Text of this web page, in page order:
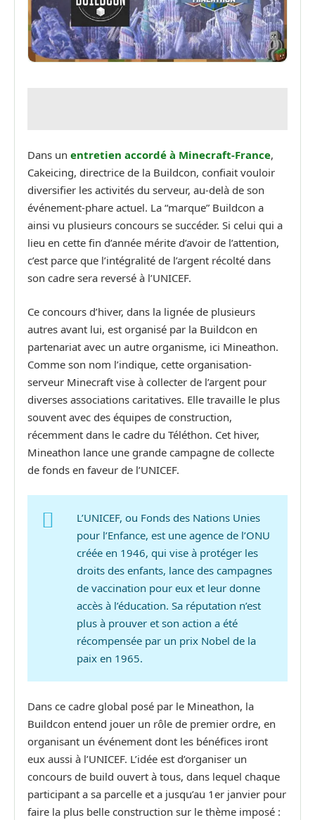
Dans un entretien accordé à Minecraft-France,
Cakeicing, directrice de la Buildcon, confiait vouloir
diversifier les activités du serveur, au-delà de son
événement-phare actuel. La “marque” Buildcon a
ainsi vu plusieurs concours se succéder. Si celui qui a
lieu en cette fin d’année mérite d’avoir de l’attention,
c’est parce que l’intégralité de l’argent récolté dans
son cadre sera reversé à l’UNICEF.
Ce concours d’hiver, dans la lignée de plusieurs
autres avant lui, est organisé par la Buildcon en
partenariat avec un autre organisme, ici Mineathon.
Comme son nom l’indique, cette organisation-
serveur Minecraft vise à collecter de l’argent pour
diverses associations caritatives. Elle travaille le plus
souvent avec des équipes de construction,
récemment dans le cadre du Téléthon. Cet hiver,
Mineathon lance une grande campagne de collecte
de fonds en faveur de l’UNICEF.
L’UNICEF, ou Fonds des Nations Unies
pour l’Enfance, est une agence de l’ONU
créée en 1946, qui vise à protéger les
droits des enfants, lance des campagnes
de vaccination pour eux et leur donne
accès à l’éducation. Sa réputation n’est
plus à prouver et son action a été
récompensée par un prix Nobel de la
paix en 1965.
Dans ce cadre global posé par le Mineathon, la
Buildcon entend jouer un rôle de premier ordre, en
organisant un événement dont les bénéfices iront
eux aussi à l’UNICEF. L’idée est d’organiser un
concours de build ouvert à tous, dans lequel chaque
participant a sa parcelle et a jusqu’au 1er janvier pour
faire la plus belle construction sur le thème imposé :